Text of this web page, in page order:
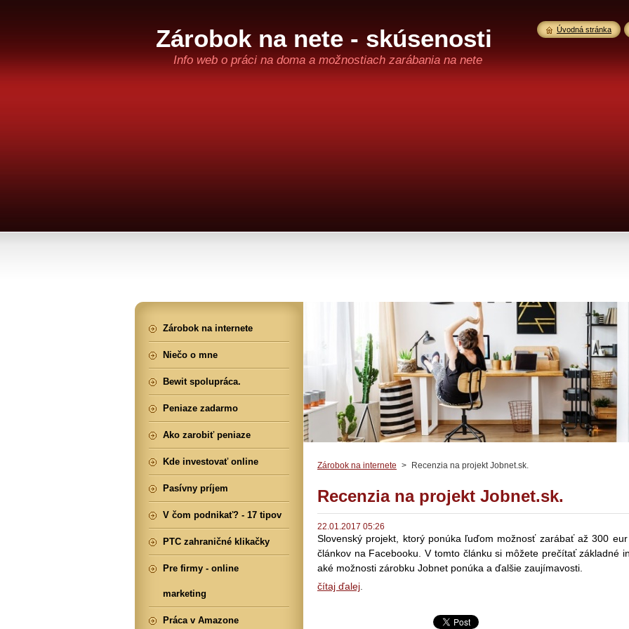
Zárobok na nete - skúsenosti
Info web o práci na doma a možnostiach zarábania na nete
Zárobok na internete > Recenzia na projekt Jobnet.sk.
Recenzia na projekt Jobnet.sk.
22.01.2017 05:26
Slovenský projekt, ktorý ponúka ľuďom možnosť zarábať až 300
článkov na Facebooku. V tomto článku si môžete prečítať základné
aké možnosti zárobku Jobnet ponúka a ďalšie zaujímavosti.
čítaj ďalej
Zárobok na internete
Niečo o mne
Bewit spolupráca.
Peniaze zadarmo
Ako zarobiť peniaze
Kde investovať online
Pasívny príjem
V čom podnikať? - 17 tipov
PTC zahraničné klikačky
Pre firmy - online
marketing
Práca v Amazone
Úvodná stránka